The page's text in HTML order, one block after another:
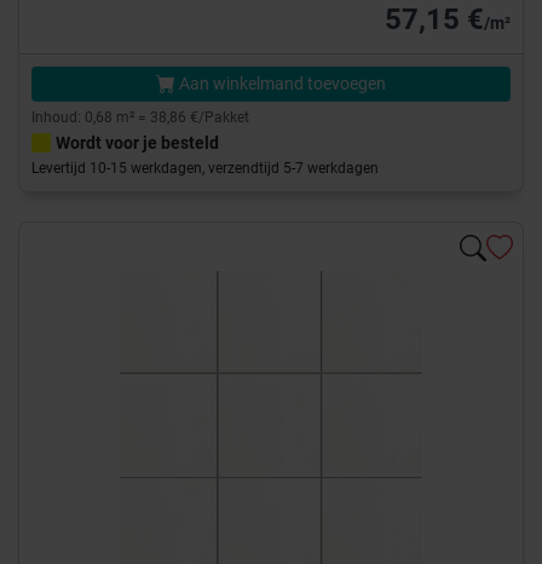
57,15 €/m²
Aan winkelmand toevoegen
Inhoud: 0,68 m² = 38,86 €/Pakket
Wordt voor je besteld
Levertijd 10-15 werkdagen, verzendtijd 5-7 werkdagen